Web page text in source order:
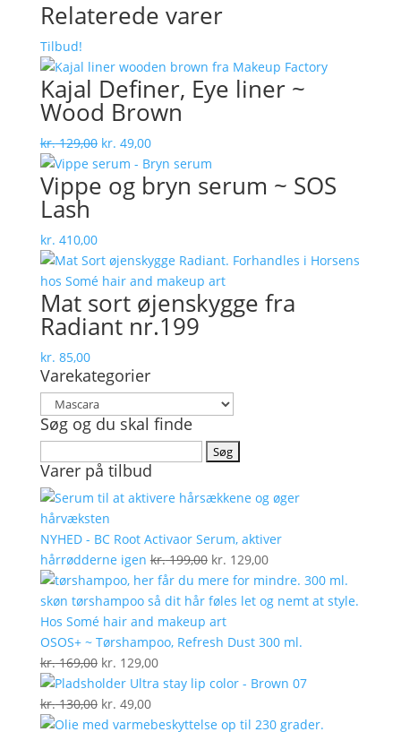
Relaterede varer
Tilbud!
Kajal Definer, Eye liner ~
Wood Brown
kr.129,00 Den
oprindelige
pris
kr. 49,00Den
aktuelle
pris
er:
Vippe og bryn serum ~ SOS
Lash
kr. 410,00
Mat sort øjenskygge fra
Radiant nr.199
kr. 85,00
Varekategorier
Søg og du skal finde
efter:
Varer på tilbud
NYHED - BC Root Activaor Serum, aktiver
hårrødderne igen kr.199,00 Den
oprindelige
pris
var:
kr. 199,00.
kr. 129,00Den
aktuelle
pris
kr. 129,00.
OSOS+ ~ Tørshampoo, Refresh Dust 300 ml.
kr.169,00 Den
oprindelige
pris
var:
kr. 129,00Den
aktuelle
er:
Ultra stay lip color - Brown 07
kr.130,00 Den
oprindelige
kr. 49,00Den
aktuelle